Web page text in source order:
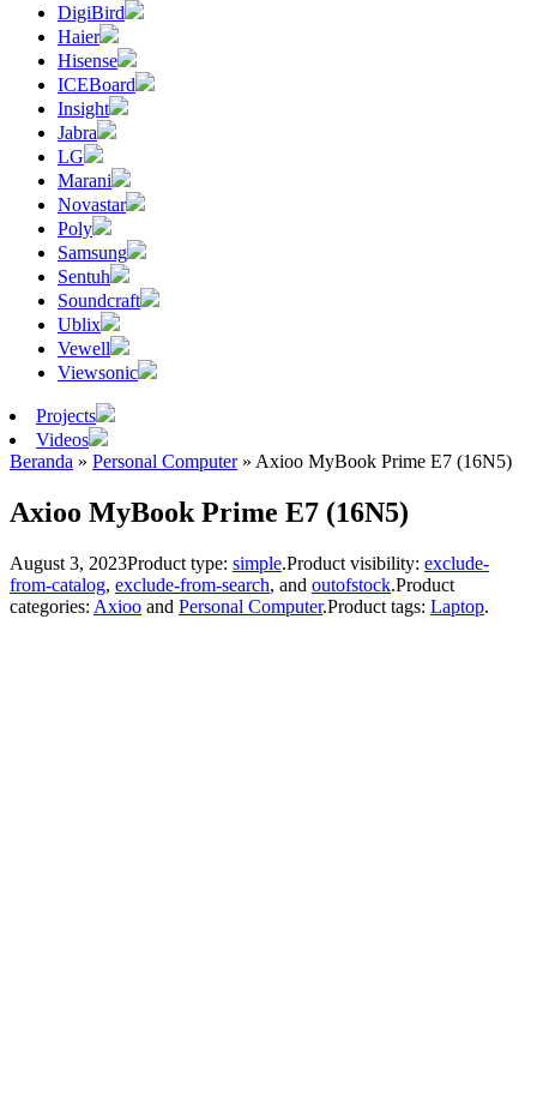
DigiBird
Haier
Hisense
ICEBoard
Insight
Jabra
LG
Marani
Novastar
Poly
Samsung
Sentuh
Soundcraft
Ublix
Vewell
Viewsonic
Projects
Videos
Beranda » Personal Computer» Axioo MyBook Prime E7 (16N5)
Axioo MyBook Prime E7 (16N5)
August 3, 2023Product type: simple.Product visibility: exclude-
from-catalog, exclude-from-search, and outofstock.Product
categories: Axioo and Personal Computer.Product tags: Laptop.